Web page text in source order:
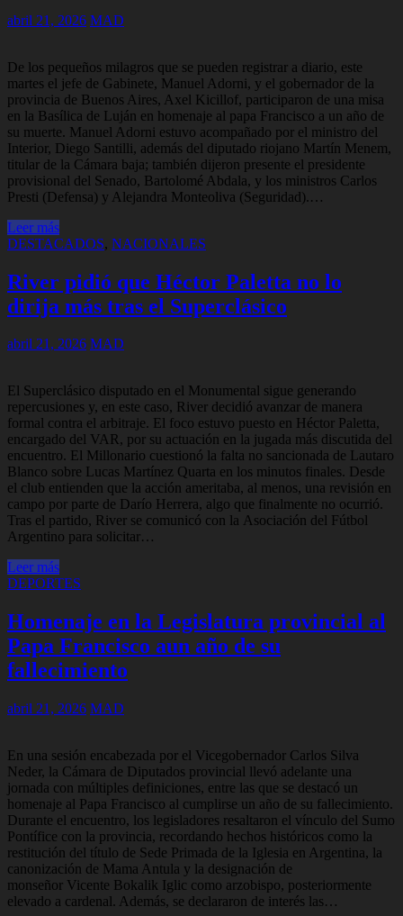
abril 21, 2026 MAD
De los pequeños milagros que se pueden registrar a diario, este
martes el jefe de Gabinete, Manuel Adorni, y el gobernador de la
provincia de Buenos Aires, Axel Kicillof, participaron de una misa
en la Basílica de Luján en homenaje al papa Francisco a un año de
su muerte. Manuel Adorni estuvo acompañado por el ministro del
Interior, Diego Santilli, además del diputado riojano Martín Menem,
titular de la Cámara baja; también dijeron presente el presidente
provisional del Senado, Bartolomé Abdala, y los ministros Carlos
Presti (Defensa) y Alejandra Monteoliva (Seguridad).…
Leer más
DESTACADOS, NACIONALES
River pidió que Héctor Paletta no lo
dirija más tras el Superclásico
abril 21, 2026 MAD
El Superclásico disputado en el Monumental sigue generando
repercusiones y, en este caso, River decidió avanzar de manera
formal contra el arbitraje. El foco estuvo puesto en Héctor Paletta,
encargado del VAR, por su actuación en la jugada más discutida del
encuentro. El Millonario cuestionó la falta no sancionada de Lautaro
Blanco sobre Lucas Martínez Quarta en los minutos finales. Desde
el club entienden que la acción ameritaba, al menos, una revisión en
campo por parte de Darío Herrera, algo que finalmente no ocurrió.
Tras el partido, River se comunicó con la Asociación del Fútbol
Argentino para solicitar…
Leer más
DEPORTES
Homenaje en la Legislatura provincial al
Papa Francisco aun año de su
fallecimiento
abril 21, 2026 MAD
En una sesión encabezada por el Vicegobernador Carlos Silva
Neder, la Cámara de Diputados provincial llevó adelante una
jornada con múltiples definiciones, entre las que se destacó un
homenaje al Papa Francisco al cumplirse un año de su fallecimiento.
Durante el encuentro, los legisladores resaltaron el vínculo del Sumo
Pontífice con la provincia, recordando hechos históricos como la
restitución del título de Sede Primada de la Iglesia en Argentina, la
canonización de Mama Antula y la designación de
monseñor Vicente Bokalik Iglic como arzobispo, posteriormente
elevado a cardenal. Además, se declararon de interés las…